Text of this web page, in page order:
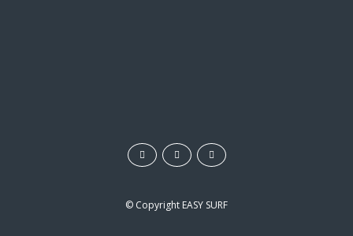
© Copyright EASY SURF